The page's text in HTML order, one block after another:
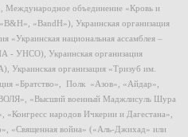
Международное объединение «Кровь и
«BandH»), Украинская организация
«Украинская национальная ассамблея –
- УНСО), Украинская организация
Украинская организация «Тризуб им.
«Братство», Полк «Азов», «Айдар»,
«Высший военный Маджлисуль Шура
народов Ичкерии и Дагестана»,
«Священная война» («Аль-Джихад» или